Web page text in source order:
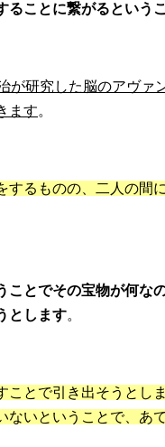
ことに繋がるという
が研究した脳のアヴァ
ます。
するものの、二人の間
ことでその宝物が何な
とします。
ことで引き出そうとし
いということで、あ